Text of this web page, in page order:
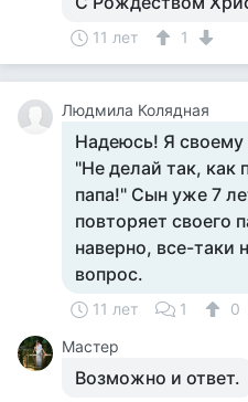
11 лет 1
Людмила Колядная
Надеюсь! Я своему
"Не делай так, как
папа!" Сын уже 7
повторяет своего
наверно, все-таки
вопрос.
11 лет 1
0
Мастер
Возможно и ответ.